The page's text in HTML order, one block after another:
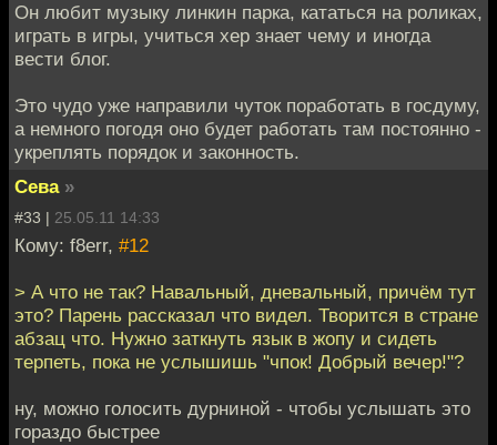
Он любит музыку линкин парка, кататься на роликах,
играть в игры, учиться хер знает чему и иногда
вести блог.
Это чудо уже направили чуток поработать в госдуму,
а немного погодя оно будет работать там постоянно -
укреплять порядок и законность.
Сева »
#33 | 25.05.11 14:33
Кому: f8err, #12
> А что не так? Навальный, дневальный, причём тут
это? Парень рассказал что видел. Творится в стране
абзац что. Нужно заткнуть язык в жопу и сидеть
терпеть, пока не услышишь "чпок! Добрый вечер!"?
ну, можно голосить дурниной - чтобы услышать это
гораздо быстрее